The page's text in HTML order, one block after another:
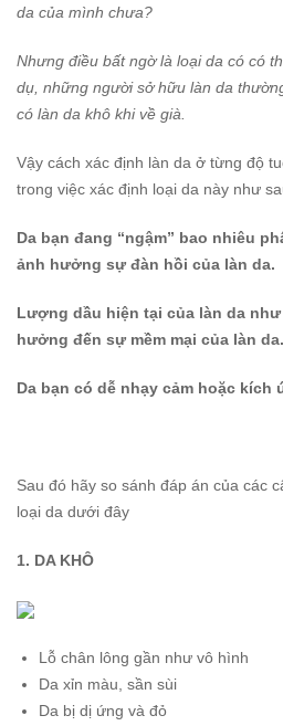
da của mình chưa?
Nhưng điều bất ngờ là loại da có có
dụ, những người sở hữu làn da
có làn da khô khi về già.
Vậy cách xác định làn da ở từng độ
trong việc xác định loại da này như
Da bạn đang “ngậm” bao nhiêu
ảnh hưởng sự đàn hồi của làn da.
Lượng dầu hiện tại của làn da
hưởng đến sự mềm mại của làn da.
Da bạn có dễ nhạy cảm hoặc kích
Sau đó hãy so sánh đáp án của các
loại da dưới đây
1. DA KHÔ
Lỗ chân lông gần như vô hình
Da xỉn màu, sần sùi
Da bị dị ứng và đỏ